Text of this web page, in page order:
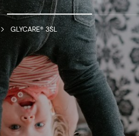
GLYCARE® 3SL